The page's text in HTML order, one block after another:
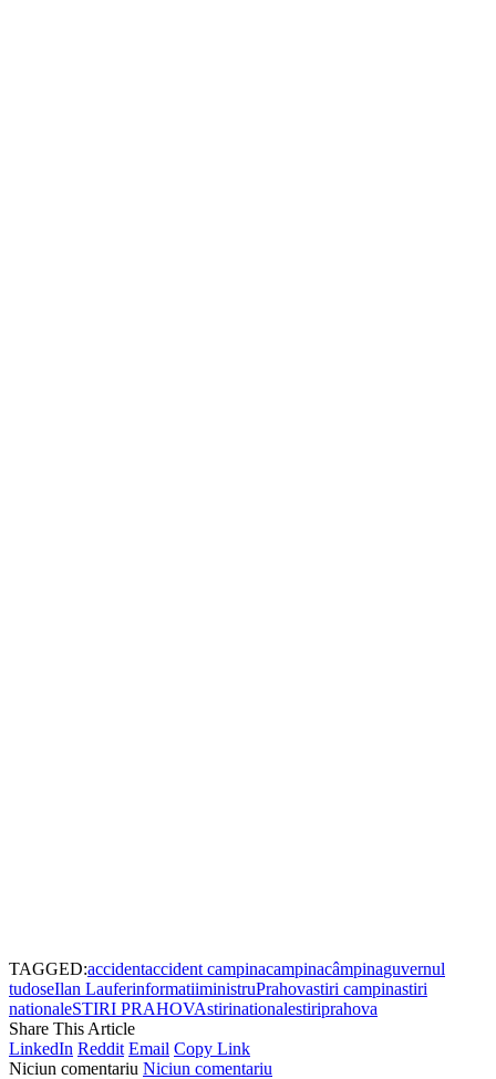
TAGGED:accidentaccident campinacampinacâmpinaguvernul
tudoseIlan LauferinformatiiministruPrahovastiri campinastiri
nationaleSTIRI PRAHOVAstirinationalestiriprahova
Share This Article
LinkedIn Reddit Email Copy Link
Niciun comentariu Niciun comentariu